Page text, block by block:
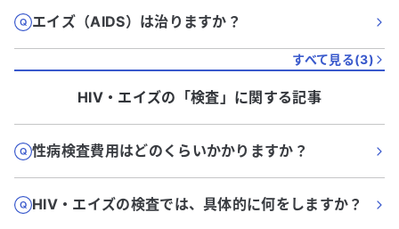
エイズ（AIDS）は治りますか？
すべて見る(3)
HIV・エイズの「検査 」に関する記事
性病検査費用はどのくらいかかりますか？
HIV・エイズの検査では、具体的に何をしますか？